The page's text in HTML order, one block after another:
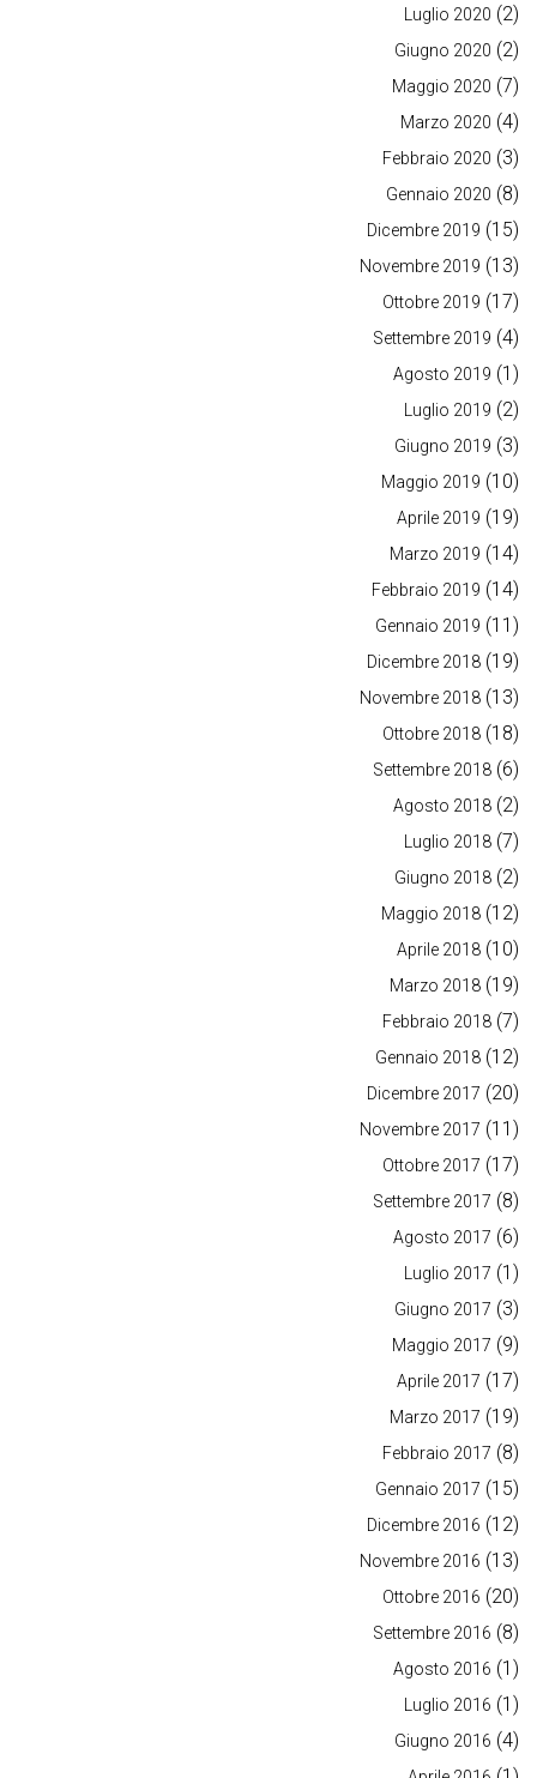
Luglio 2020 (2)
Giugno 2020 (2)
Maggio 2020 (7)
Marzo 2020 (4)
Febbraio 2020 (3)
Gennaio 2020 (8)
Dicembre 2019 (15)
Novembre 2019 (13)
Ottobre 2019 (17)
Settembre 2019 (4)
Agosto 2019 (1)
Luglio 2019 (2)
Giugno 2019 (3)
Maggio 2019 (10)
Aprile 2019 (19)
Marzo 2019 (14)
Febbraio 2019 (14)
Gennaio 2019 (11)
Dicembre 2018 (19)
Novembre 2018 (13)
Ottobre 2018 (18)
Settembre 2018 (6)
Agosto 2018 (2)
Luglio 2018 (7)
Giugno 2018 (2)
Maggio 2018 (12)
Aprile 2018 (10)
Marzo 2018 (19)
Febbraio 2018 (7)
Gennaio 2018 (12)
Dicembre 2017 (20)
Novembre 2017 (11)
Ottobre 2017 (17)
Settembre 2017 (8)
Agosto 2017 (6)
Luglio 2017 (1)
Giugno 2017 (3)
Maggio 2017 (9)
Aprile 2017 (17)
Marzo 2017 (19)
Febbraio 2017 (8)
Gennaio 2017 (15)
Dicembre 2016 (12)
Novembre 2016 (13)
Ottobre 2016 (20)
Settembre 2016 (8)
Agosto 2016 (1)
Luglio 2016 (1)
Giugno 2016 (4)